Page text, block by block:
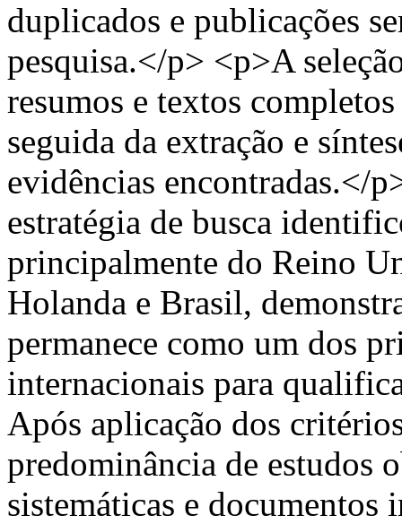
duplicados e publicações
pesquisa.</p> <p>A
resumos e textos
seguida da extração e
evidências encontradas.</
estratégia de busca
principalmente do Reino
Holanda e Brasil,
permanece como um dos
internacionais para
Após aplicação dos
predominância de estudos
sistemáticas e documentos